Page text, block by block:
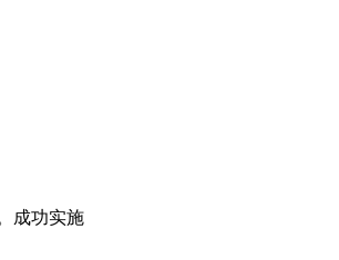
成功实施